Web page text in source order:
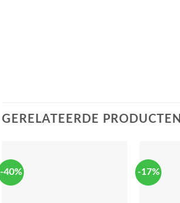
GERELATEERDE PRODUCTEN
-40% -17%